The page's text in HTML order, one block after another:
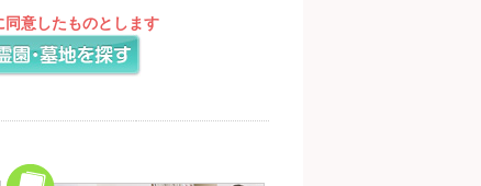
するために、プライバシーポリ
ページにてお知らせいたしま
を入力または登録していただく
同意したものとします